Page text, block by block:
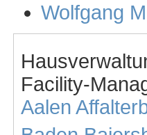
Wolfgang
Facility-
Aalen